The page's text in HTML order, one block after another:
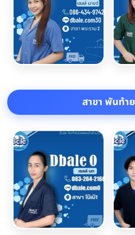
สาขา พันท้าย